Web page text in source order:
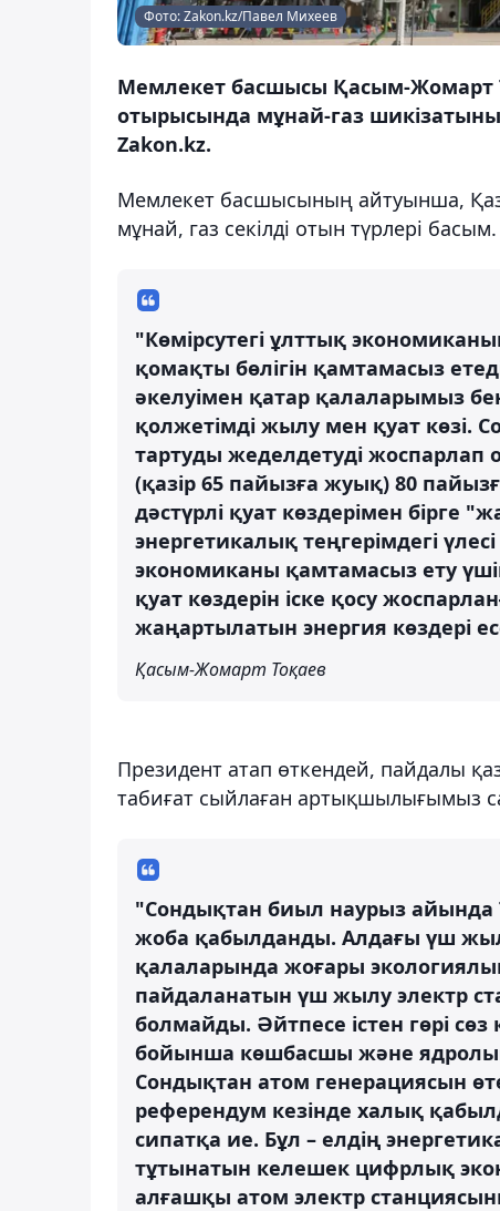
Фото: Zakon.kz/Павел Михеев
Мемлекет басшысы Қасым-Жомарт
отырысында мұнай-газ
Zakon.kz.
Мемлекет басшысының айтуынша,
мұнай, газ секілді отын түрлері басым.
"Көмірсутегі ұлттық
қомақты бөлігін қамтамасыз
әкелуімен қатар қалаларымыз
қолжетімді жылу мен қуат көзі.
тартуды жеделдетуді жоспарлап
(қазір 65 пайызға жуық) 80
дәстүрлі қуат көздерімен бірге
энергетикалық теңгерімдегі
экономиканы қамтамасыз ету
қуат көздерін іске қосу
жаңартылатын энергия көздері
Қасым-Жомарт Тоқаев
Президент атап өткендей, пайдалы
табиғат сыйлаған артықшылығымыз
"Сондықтан биыл наурыз айында
жоба қабылданды. Алдағы үш
қалаларында жоғары
пайдаланатын үш жылу электр
болмайды. Әйтпесе істен гөрі сөз
бойынша көшбасшы және
Сондықтан атом генерациясын
референдум кезінде халық
сипатқа ие. Бұл – елдің
тұтынатын келешек цифрлық
алғашқы атом электр